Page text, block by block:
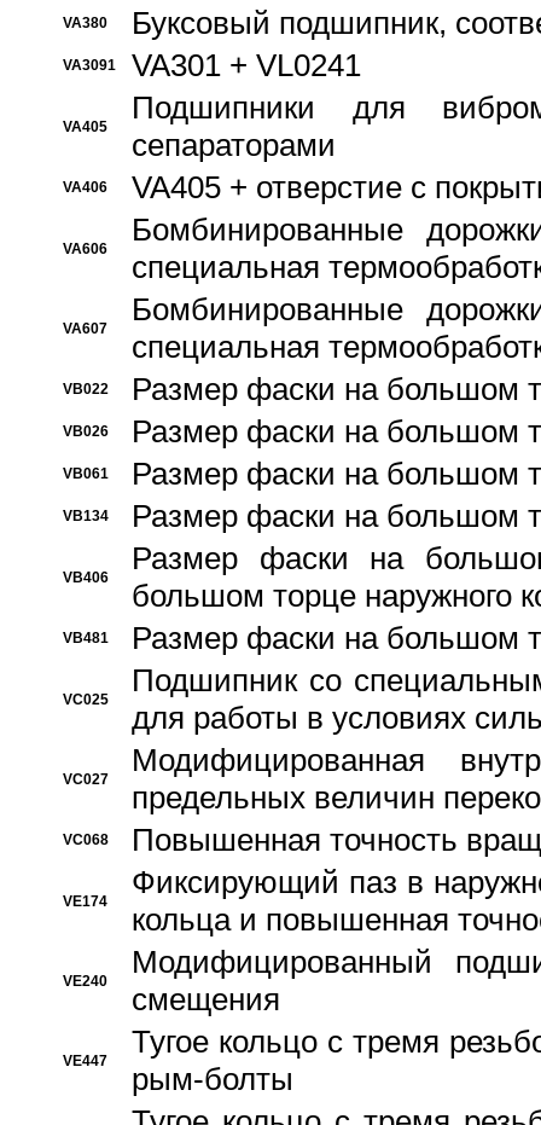
VA380 Буксовый подшипник,
VA3091 VA301 + VL0241
VA405
Подшипники для
сепараторами
VA406 VA405 + отверстие с
VA606
Бомбинированные
специальная
VA607
Бомбинированные
специальная
VB022 Размер фаски на большом
VB026 Размер фаски на большом
VB061 Размер фаски на большом
VB134 Размер фаски на большом
VB406
Размер фаски на
большом торце наружного
VB481 Размер фаски на большом
VC025
Подшипник со
для работы в условиях
VC027
Модифицированная
предельных величин
VC068 Повышенная точность
VE174
Фиксирующий паз в
кольца и повышенная
VE240
Модифицированный
смещения
VE447
Тугое кольцо с тремя
рым-болты